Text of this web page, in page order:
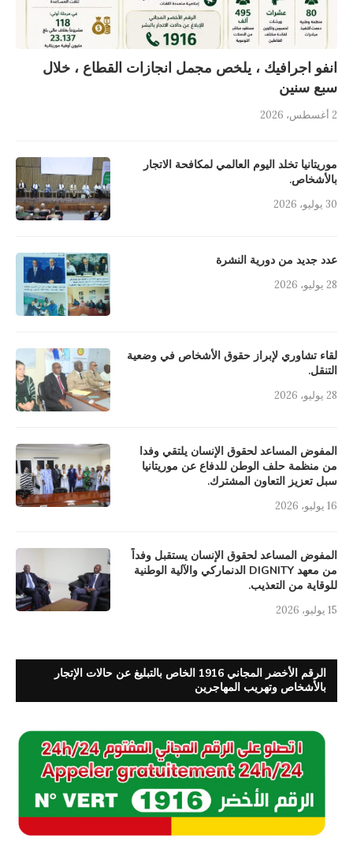
انفو اجرافيك ، يلخص مجمل انجازات القطاع ، خلال
سبع سنين
2 أغسطس، 2026
موريتانيا تخلد اليوم العالمي لمكافحة الاتجار
بالأشخاص.
30 يوليو، 2026
عدد جديد من دورية النشرة
28 يوليو، 2026
لقاء تشاوري لإبراز حقوق الأشخاص في وضعية
التنقل.
28 يوليو، 2026
المفوض المساعد لحقوق الإنسان يلتقي وفدا
من منظمة حلف الوطن للدفاع عن موريتانيا
سبل تعزيز التعاون المشترك.
16 يوليو، 2026
المفوض المساعد لحقوق الإنسان يستقبل وفداً
من معهد DIGNITY الدنماركي والآلية الوطنية
للوقاية من التعذيب.
15 يوليو، 2026
الرقم الأخضر المجاني 1916 الخاص بالتبليغ عن حالات الإتجار
بالأشخاص وتهريب المهاجرين